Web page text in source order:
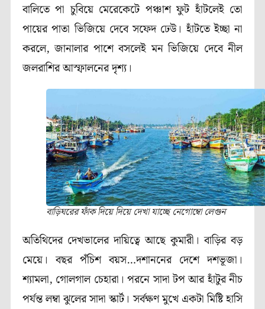
বালিতে পা চুবিয়ে মেরেকেটে পঞ্চাশ ফুট হাঁটলেই তো
পায়ের পাতা ভিজিয়ে দেবে সফেদ ঢেউ। হাঁটতে ইচ্ছা না
করলে, জানালার পাশে বসলেই মন ভিজিয়ে দেবে নীল
জলরাশির আস্ফালনের দৃশ্য।
বাড়িঘরের ফাঁক দিয়ে দিয়ে দেখা যাচ্ছে নেগোম্বো লেগুন
অতিথিদের দেখভালের দায়িত্বে আছে কুমারী। বাড়ির বড়
মেয়ে। বছর পঁচিশ বয়স…দশাননের দেশে দশভূজা।
শ্যামলা, গোলগাল চেহারা। পরনে সাদা টপ আর হাঁটুর নীচ
পর্যন্ত লম্বা ঝুলের সাদা স্কার্ট। সর্বক্ষণ মুখে একটা মিষ্টি হাসি